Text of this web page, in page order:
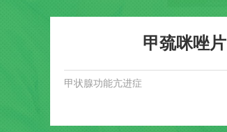
甲巯咪唑片
甲状腺功能亢进症